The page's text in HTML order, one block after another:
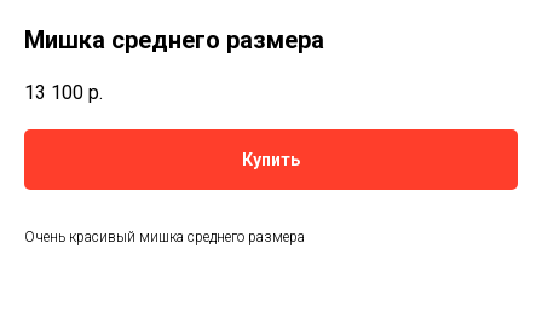
Мишка среднего размера
13 100 р.
Купить
Очень красивый мишка среднего размера